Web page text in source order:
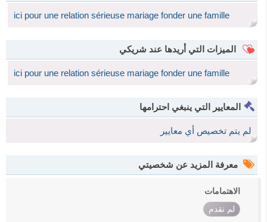
ici pour une relation sérieuse mariage fonder une famille
الميزات التي أريدها عند شريكي
ici pour une relation sérieuse mariage fonder une famille
المعايير التي ينبغي احترامها
لم يتم تخصيص أي معايير
معرفة المزيد عن شخصيتي
الاهتمامات
لم تقدم